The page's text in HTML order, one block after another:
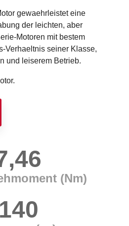
gewaehrleistet eine
der leichten, aber
Motoren mit bestem
Verhaeltnis seiner Klasse,
und leiserem Betrieb.
(Nm)
140